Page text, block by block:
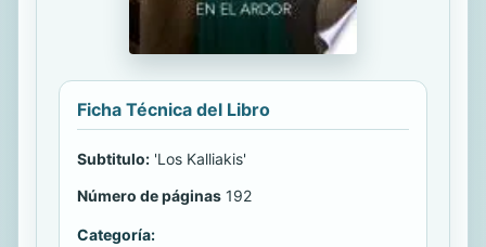
Ficha Técnica del Libro
Subtitulo: 'Los Kalliakis'
Número de páginas 192
Categoría: